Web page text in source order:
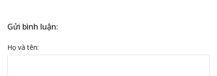
Gửi bình luận:
Họ và tên: